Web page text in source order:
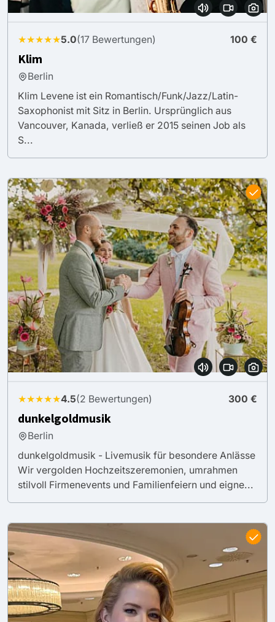
★★★★★5.0(17 Bewertungen) 100 €
Klim
Berlin
Klim Levene ist ein Romantisch/Funk/Jazz/Latin-
Saxophonist mit Sitz in Berlin. Ursprünglich aus
Vancouver, Kanada, verließ er 2015 seinen Job als
S...
★★★★★4.5(2 Bewertungen) 300 €
dunkelgoldmusik
Berlin
dunkelgoldmusik - Livemusik für besondere Anlässe
Wir vergolden Hochzeitszeremonien, umrahmen
stilvoll Firmenevents und Familienfeiern und eigne...